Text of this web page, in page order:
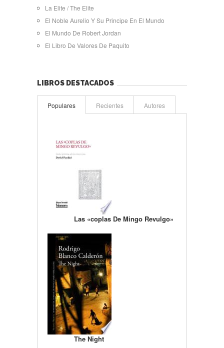
La Elite / The Elite
El Noble Aurelio Y Su Principe En El Mundo
El Mundo De Robert Jordan
El Libro De Valores De Paquito
LIBROS DESTACADOS
Populares Recientes Autores
Las «coplas De Mingo Revulgo»
The Night